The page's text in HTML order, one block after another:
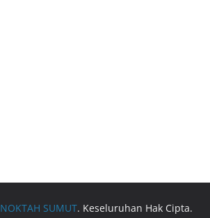
NOKTAH SUMUT. Keseluruhan Hak Cipta.